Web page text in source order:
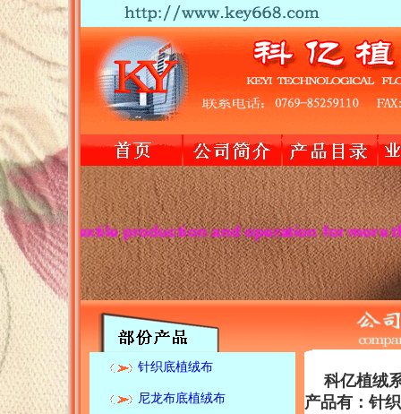
production and operation for more
针织底植绒布
尼龙布底植绒布
科亿植绒
产品有：针